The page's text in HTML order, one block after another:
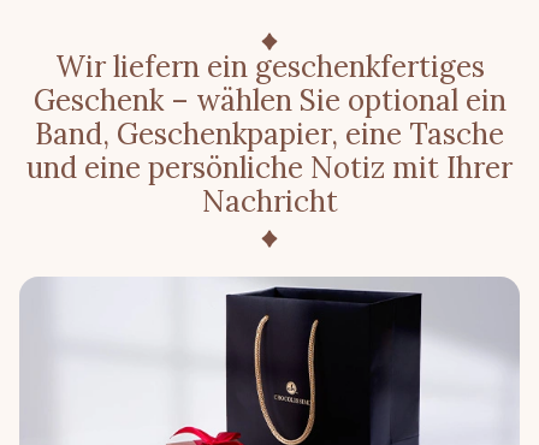
Wir liefern ein geschenkfertiges
Geschenk – wählen Sie optional ein
Band, Geschenkpapier, eine Tasche
und eine persönliche Notiz mit Ihrer
Nachricht